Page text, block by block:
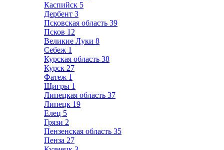
Каспийск 5
Дербент 3
Псковская область 39
Псков 12
Великие Луки 8
Себеж 1
Курская область 38
Курск 27
Фатеж 1
Щигры 1
Липецкая область 37
Липецк 19
Елец 5
Грязи 2
Пензенская область 35
Пенза 27